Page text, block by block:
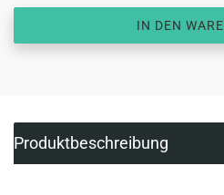
Produktbeschreibung